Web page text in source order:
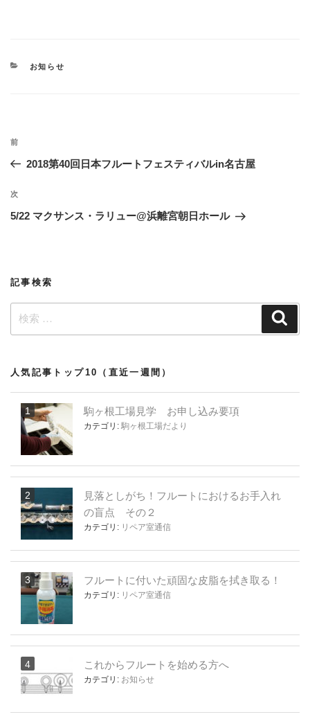
カ
お知らせ
投
ビ
ゲ
ン
過
去
投
稿
前
2018第40回日本フルートフェスティバルin名古屋
次
の
次
5/22 マクサンス・ラリュー@浜離宮朝日ホール
記事検索
索:
人気記事トップ10（直近一週間）
駒ヶ根工場見学 お申し込み要項
カテゴリ: 駒ヶ根工場だより
見落としがち！フルートにおけるお手入れ
の盲点 その２
カテゴリ: リペア室通信
フルートに付いた頑固な皮脂を拭き取る！
カテゴリ: リペア室通信
これからフルートを始める方へ
カテゴリ: お知らせ